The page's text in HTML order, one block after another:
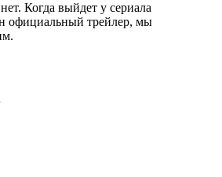
Когда выйдет у сериала
официальный трейлер, мы